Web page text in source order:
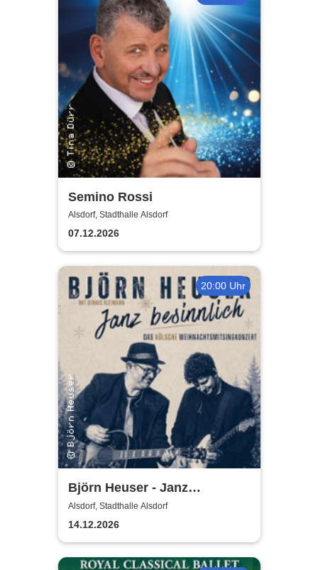
Semino Rossi
Alsdorf, Stadthalle Alsdorf
07.12.2026
20:00 Uhr
Björn Heuser - Janz
besinnlich
Alsdorf, Stadthalle Alsdorf
14.12.2026